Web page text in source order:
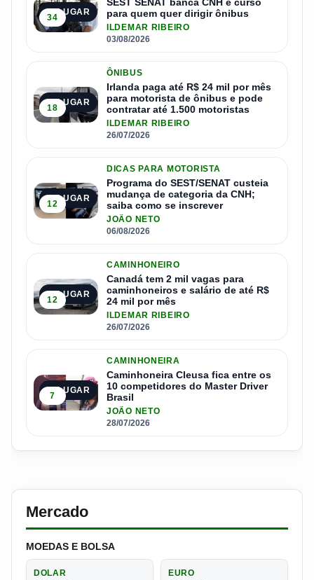
1º LUGAR
34
para quem quer dirigir ônibus
ILDEMAR RIBEIRO
03/08/2026
2º LUGAR
18
ÔNIBUS
Irlanda paga até R$ 24 mil por mês
para motorista de ônibus e pode
contratar até 1.500 motoristas
ILDEMAR RIBEIRO
26/07/2026
3º LUGAR
12
DICAS PARA MOTORISTA
Programa do SEST/SENAT custeia
mudança de categoria da CNH;
saiba como se inscrever
JOÃO NETO
06/08/2026
4º LUGAR
12
CAMINHONEIRO
Canadá tem 2 mil vagas para
caminhoneiros e salário de até R$
24 mil por mês
ILDEMAR RIBEIRO
26/07/2026
5º LUGAR
7
CAMINHONEIRA
Caminhoneira Cleusa fica entre os
10 competidores do Master Driver
Brasil
JOÃO NETO
28/07/2026
Mercado
MOEDAS E BOLSA
DOLAR EURO